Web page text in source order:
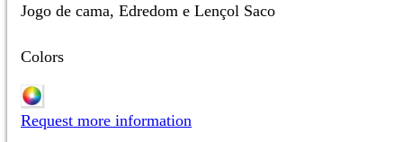
Jogo de cama, Edredom e Lençol Saco
Colors
Request more information